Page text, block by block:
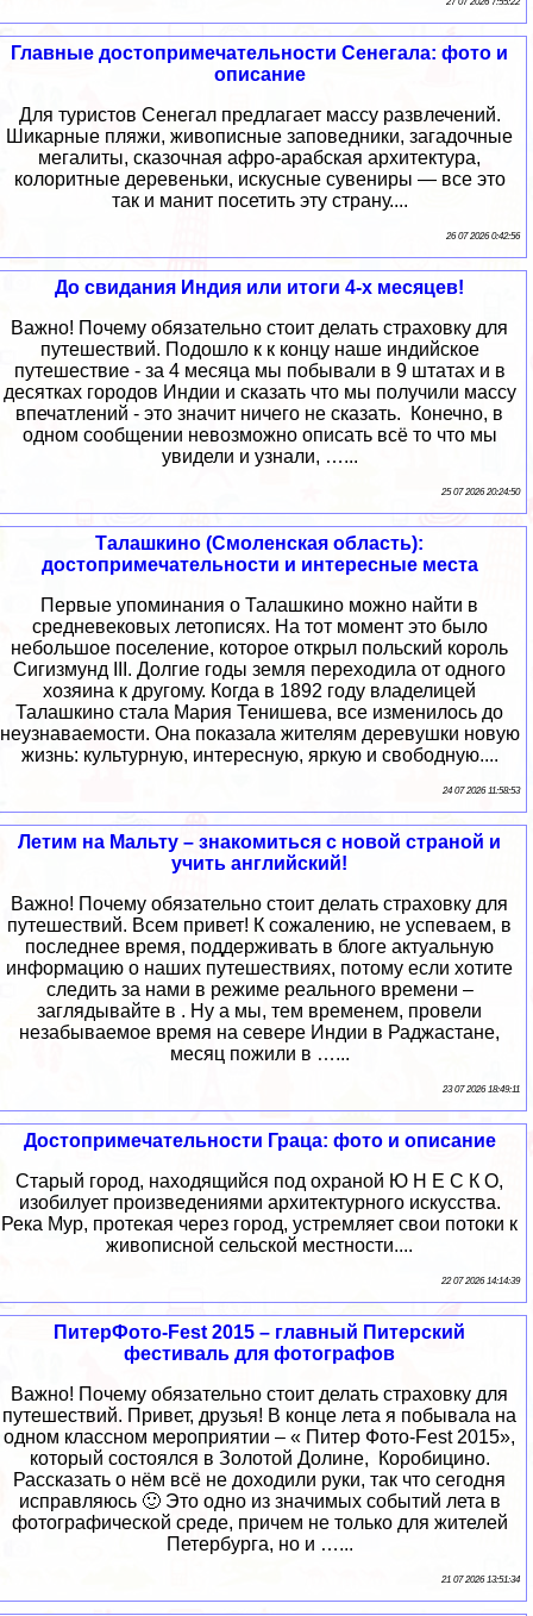
Главные достопримечательности Сенегала: фото и
описание
Для туристов Сенегал предлагает массу развлечений.
Шикарные пляжи, живописные заповедники, загадочные
мегалиты, сказочная афро-арабская архитектура,
колоритные деревеньки, искусные сувениры — все это
так и манит посетить эту страну....
26 07 2026 0:42:56
До свидания Индия или итоги 4-х месяцев!
Важно! Почему обязательно стоит делать страховку для
путешествий. Подошло к к концу наше индийское
путешествие - за 4 месяца мы побывали в 9 штатах и в
десятках городов Индии и сказать что мы получили массу
впечатлений - это значит ничего не сказать. Конечно, в
одном сообщении невозможно описать всё то что мы
увидели и узнали, …...
25 07 2026 20:24:50
Талашкино (Смоленская область):
достопримечательности и интересные места
Первые упоминания о Талашкино можно найти в
средневековых летописях. На тот момент это было
небольшое поселение, которое открыл польский король
Сигизмунд III. Долгие годы земля переходила от одного
хозяина к другому. Когда в 1892 году владелицей
Талашкино стала Мария Тенишева, все изменилось до
неузнаваемости. Она показала жителям деревушки новую
жизнь: культурную, интересную, яркую и свободную....
24 07 2026 11:58:53
Летим на Мальту – знакомиться с новой страной и
учить английский!
Важно! Почему обязательно стоит делать страховку для
путешествий. Всем привет! К сожалению, не успеваем, в
последнее время, поддерживать в блоге актуальную
информацию о наших путешествиях, потому если хотите
следить за нами в режиме реального времени –
заглядывайте в . Ну а мы, тем временем, провели
незабываемое время на севере Индии в Раджастане,
месяц пожили в …...
23 07 2026 18:49:11
Достопримечательности Граца: фото и описание
Старый город, находящийся под охраной Ю Н Е С К О,
изобилует произведениями архитектурного искусства.
Река Мур, протекая через город, устремляет свои потоки к
живописной сельской местности....
22 07 2026 14:14:39
ПитерФото-Fest 2015 – главный Питерский
фестиваль для фотографов
Важно! Почему обязательно стоит делать страховку для
путешествий. Привет, друзья! В конце лета я побывала на
одном классном мероприятии – « Питер Фото-Fest 2015»,
который состоялся в Золотой Долине, Коробицино.
Рассказать о нём всё не доходили руки, так что сегодня
исправляюсь 🙂 Это одно из значимых событий лета в
фотографической среде, причем не только для жителей
Петербурга, но и …...
21 07 2026 13:51:34